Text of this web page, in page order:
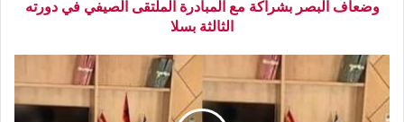
وضعاف البصر بشراكة مع المبادرة الملتقى الصيفي في دورته
الثالثة بسلا